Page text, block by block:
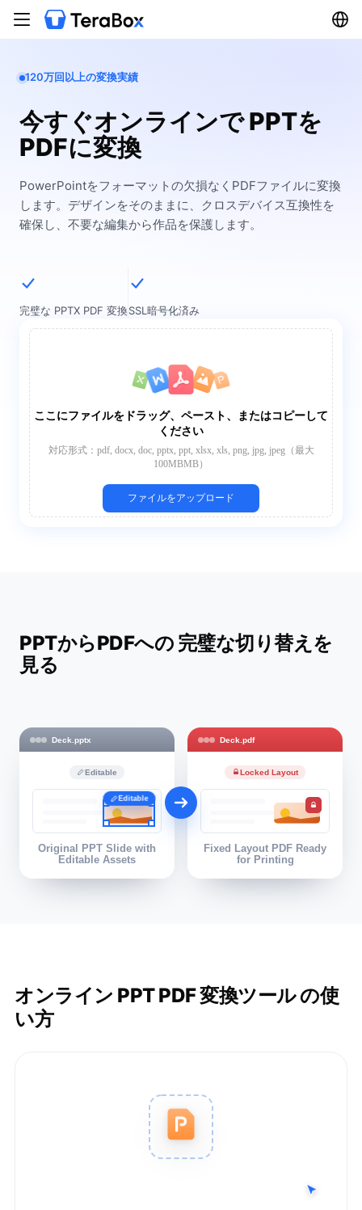
120万回以上の変換実績
今すぐオンラインで PPTを
PDFに変換
PowerPointをフォーマットの欠損なくPDFファイルに変換
します。デザインをそのままに、クロスデバイス互換性を
確保し、不要な編集から作品を保護します。
完璧な PPTX PDF 変換SSL暗号化済み
ここにファイルをドラッグ、ペースト、またはコピーして
ください
対応形式：pdf, docx, doc, pptx, ppt, xlsx, xls, png, jpg, jpeg（最大
100MBMB）
ファイルをアップロード
PPTからPDFへの 完璧な切り替えを
見る
Deck.pptx
Editable
Editable
Original PPT Slide with
Editable Assets
Deck.pdf
Locked Layout
Fixed Layout PDF Ready
for Printing
オンライン PPT PDF 変換ツール の使
い方